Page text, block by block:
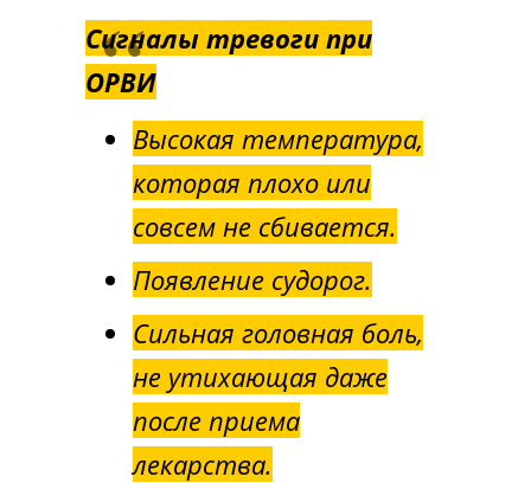
Сигналы тревоги при
ОРВИ
Высокая температура,
которая плохо или
совсем не сбивается.
Появление судорог.
Сильная головная боль,
не утихающая даже
после приема
лекарства.